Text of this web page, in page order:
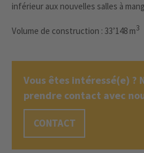
inférieur aux nouvelles salles à
Volume de construction : 33’148 m3
Vous êtes intéressé(e) ?
prendre contact avec
CONTACT